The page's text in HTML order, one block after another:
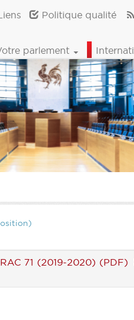
Politique qualité
parlement
71 (2019-2020) (PDF)